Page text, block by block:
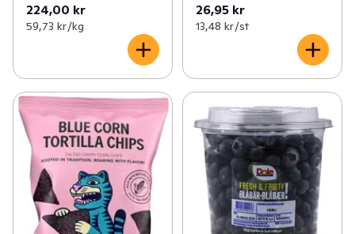
224,00 kr
59,73 kr /kg
26,95 kr
13,48 kr /st